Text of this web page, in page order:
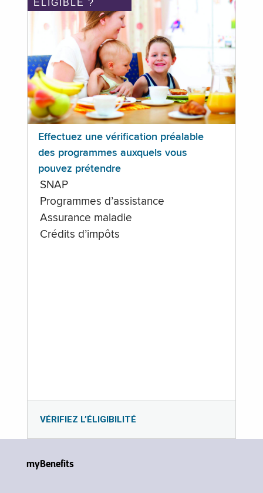
ÉLIGIBLE ?
Effectuez une vérification préalable
des programmes auxquels vous
pouvez prétendre
SNAP
Programmes d’assistance
Assurance maladie
Crédits d’impôts
VÉRIFIEZ L’ÉLIGIBILITÉ
myBenefits